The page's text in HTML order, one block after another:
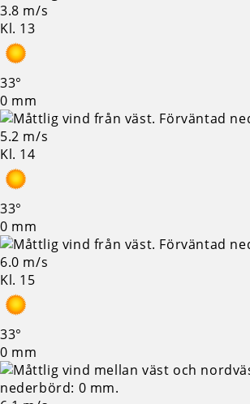
3.8 m/s
Kl. 13
33°
0 mm
5.2 m/s
Kl. 14
33°
0 mm
6.0 m/s
Kl. 15
33°
0 mm